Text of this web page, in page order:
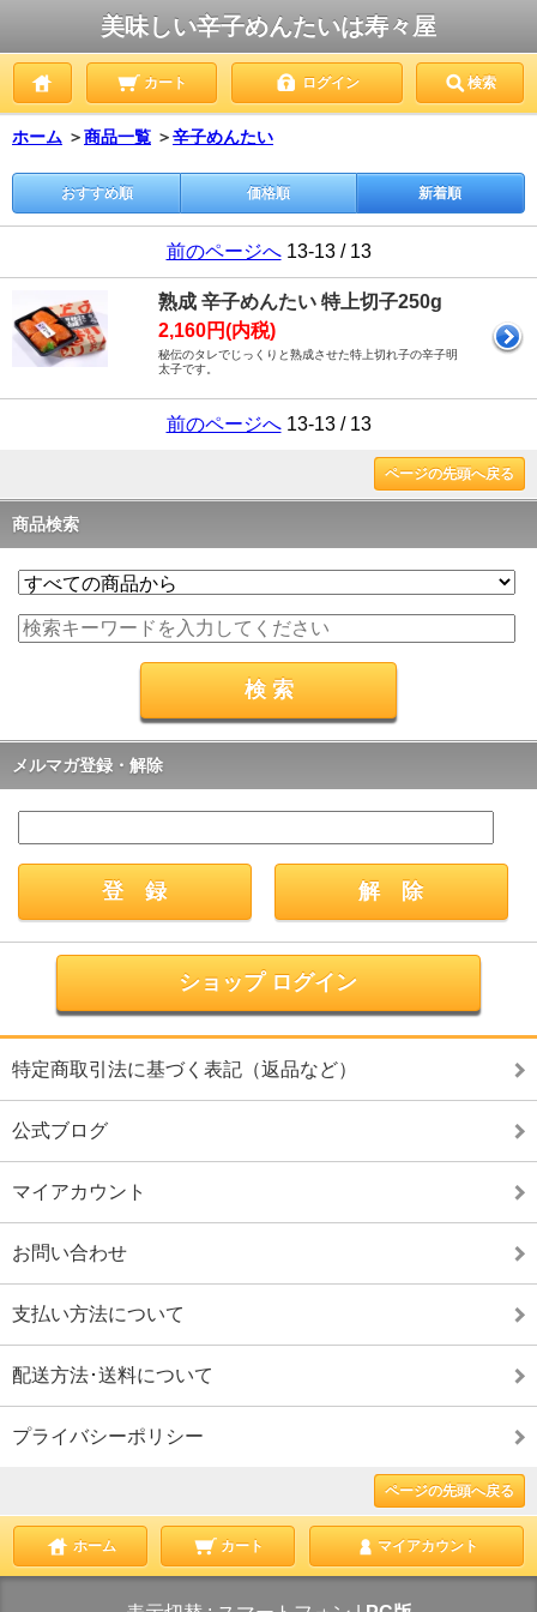
美味しい辛子めんたいは寿々屋
カート ログイン 検索
ホーム ＞商品一覧 ＞辛子めんたい
おすすめ順 価格順 新着順
前のページへ13-13 / 13
熟成 辛子めんたい 特上切子250g
2,160円(内税)
秘伝のタレでじっくりと熟成させた特上切れ子の辛子明
太子です。
前のページへ13-13 / 13
ページの先頭へ戻る
商品検索
メルマガ登録・解除
ショップ ログイン
特定商取引法に基づく表記（返品など）
公式ブログ
マイアカウント
お問い合わせ
支払い方法について
配送方法･送料について
プライバシーポリシー
ページの先頭へ戻る
ホーム カート マイアカウント